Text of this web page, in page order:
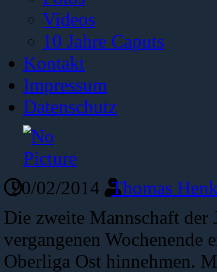
Videos
10 Jahre Caputs
Kontakt
Impressum
Datenschutz
20/02/2014 Thomas
Die zweite Mannschaft der
vergangenen Wochenende
Oberliga Ost hinnehmen.